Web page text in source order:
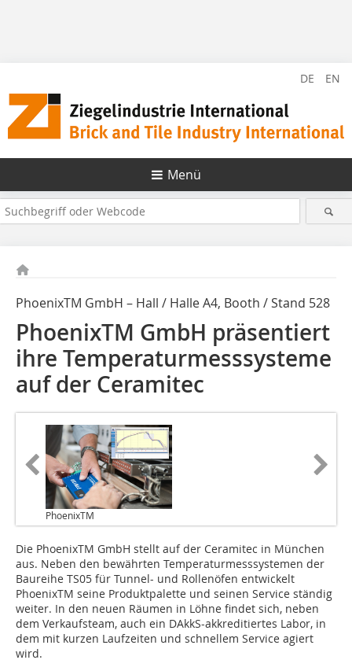
DE EN
Menü
PhoenixTM GmbH – Hall / Halle A4, Booth / Stand 528
PhoenixTM GmbH präsentiert
ihre Temperaturmesssysteme
auf der Ceramitec
PhoenixTM
Die PhoenixTM GmbH stellt auf der Ceramitec in München
aus. Neben den bewährten Temperaturmesssystemen der
Baureihe TS05 für Tunnel- und Rollenöfen entwickelt
PhoenixTM seine Produktpalette und seinen Service ständig
weiter. In den neuen Räumen in Löhne findet sich, neben
dem Verkaufsteam, auch ein DAkkS-akkreditiertes Labor, in
dem mit kurzen Laufzeiten und schnellem Service agiert
wird.